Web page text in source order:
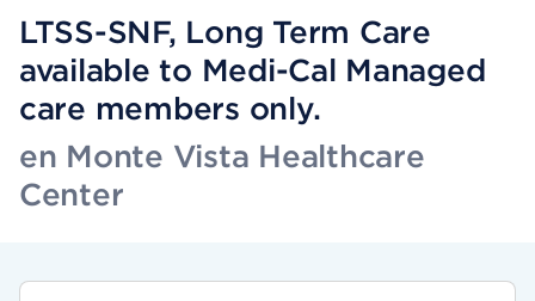
LTSS-SNF, Long Term Care
available to Medi-Cal Managed
care members only.
en Monte Vista Healthcare
Center